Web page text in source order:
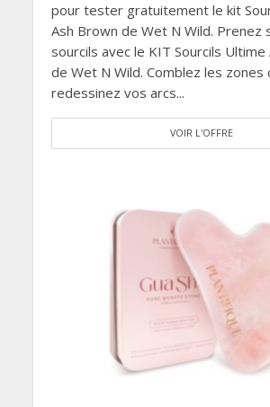
pour tester gratuitement le kit
Ash Brown de Wet N Wild. Prenez
sourcils avec le KIT Sourcils Ultime
de Wet N Wild. Comblez les zones
redessinez vos arcs...
VOIR L'OFFRE